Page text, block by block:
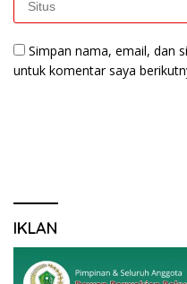
Simpan nama, email, dan
untuk komentar saya
IKLAN